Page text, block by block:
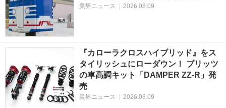
業界ニュース 2026.08.09
『カローラクロスハイブリッド』をス
タイリッシュにローダウン！ ブリッツ
の車高調キット「DAMPER ZZ-R」発
売
業界ニュース | 2026.08.09